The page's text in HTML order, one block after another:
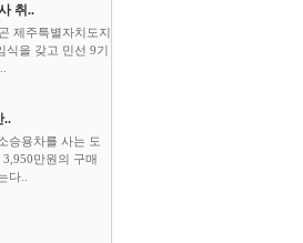
취..
제주특별자치도지
식을 갖고 민선 9기
..
승용차를 사는 도
3,950만원의 구매
다..